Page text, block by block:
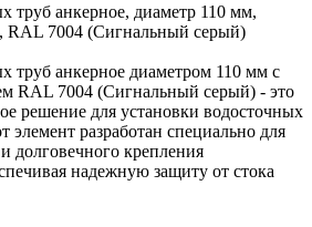
труб анкерное, диаметр 110 мм,
RAL 7004 (Сигнальный серый)
труб анкерное диаметром 110 мм с
RAL 7004 (Сигнальный серый) - это
решение для установки водосточных
элемент разработан специально для
долговечного крепления
надежную защиту от стока